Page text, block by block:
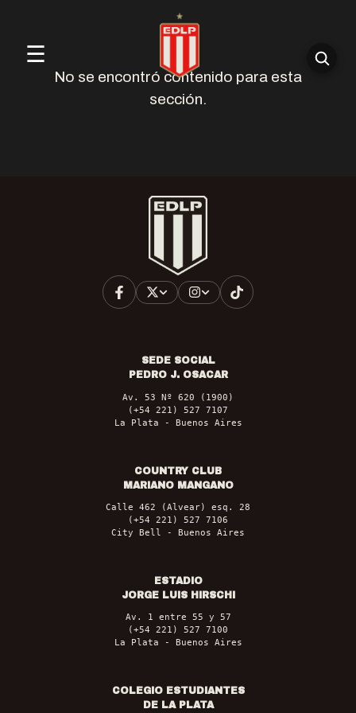
☰
No se encontró contenido para esta
sección.
SEDE SOCIAL
PEDRO J. OSACAR
Av. 53 Nº 620 (1900)
(+54 221) 527 7107
La Plata - Buenos Aires
COUNTRY CLUB
MARIANO MANGANO
Calle 462 (Alvear) esq. 28
(+54 221) 527 7106
City Bell - Buenos Aires
ESTADIO
JORGE LUIS HIRSCHI
Av. 1 entre 55 y 57
(+54 221) 527 7100
La Plata - Buenos Aires
COLEGIO ESTUDIANTES
DE LA PLATA